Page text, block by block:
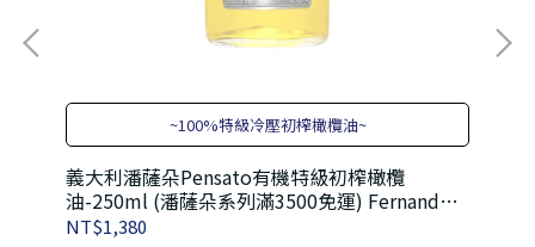
~100%特級冷壓初榨橄欖油~
義大利潘薩朵Pensato有機特級初榨橄欖
油-250ml (潘薩朵系列滿3500免運) Fernando
Pensato Extra Vergine Olive Oil
NT$1,380